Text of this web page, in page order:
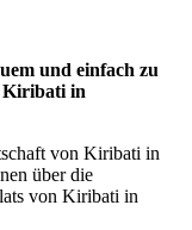
und einfach zu
Kiribati in
von Kiribati in
über die
von Kiribati in